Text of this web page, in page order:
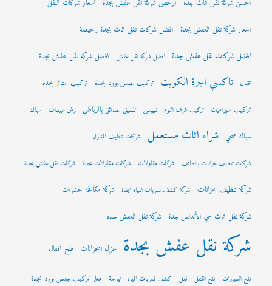
احسن شركة نقل اثاث جدة ارخص شركة نقل عفش بجدة اسعار شركات النقل
اسعار شركة نقل العفش بجدة افضل شركات نقل اثاث بجدة رخيصة
افضل شركات نقل عفش جدة افضل شركة نقل عفش افضل شركة نقل عفش بجدة
اقفال تاكسي اجرة الكويت تركيب جبس بورد بجدة تركيب ستائر بجدة
تركيب سيراميك تركيب غرف النوم تلييس تنسيق حدائق بالرياض رش مبيدات سباك
سباك صحي شراء اثاث مستعمل شركات تنظيف المنازل
شركات تنظيف خزانات بالطائف شركات مقاولات شركات مقاولات بجدة شركات نقل عفش بجدة
شركة تنظيف خزانات شركة كشف تسربات المياه بجدة شركة مكافحة حشرات
شركة نقل اثاث حي الأندلس جدة شركة نقل العفش جده
شركة نقل عفش بجدة عزل الخزانات فتح اقفال
فتح السيارات فتح القفل قفل كشف تسربات المياه لياسة معلم تركيب جبس بورد بجدة